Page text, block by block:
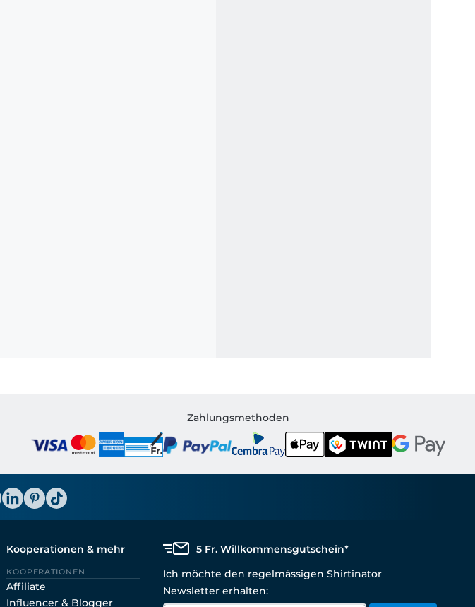
Zahlungsmethoden
Kooperationen & mehr
KOOPERATIONEN
Affiliate
Influencer & Blogger
5 Fr. Willkommensgutschein*
Ich möchte den regelmässigen Shirtinator
Newsletter erhalten: